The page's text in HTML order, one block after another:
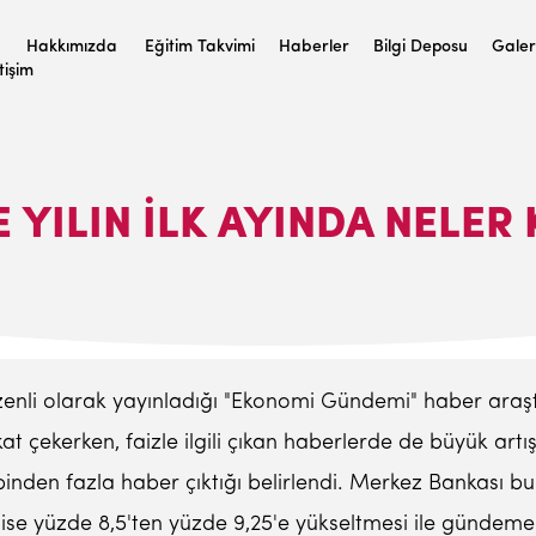
Hakkımızda Eğitim Takvimi Haberler Bilgi Deposu
YILIN ILK AYINDA NELER
olarak yayınladığı "Ekonomi Gündemi" haber
çekerken, faizle ilgili çıkan haberlerde de büyük
fazla haber çıktığı belirlendi. Merkez Bankası
yüzde 8,5'ten yüzde 9,25'e yükseltmesi ile